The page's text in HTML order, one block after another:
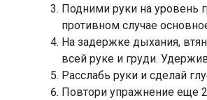
Подними руки на уровень
противном случае
На задержке дыхания,
всей руке и груди.
Расслабь руки и сделай
Повтори упражнение еще